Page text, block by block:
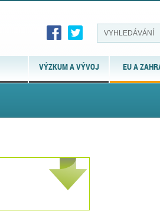
VÝZKUM A VÝVOJ EU A